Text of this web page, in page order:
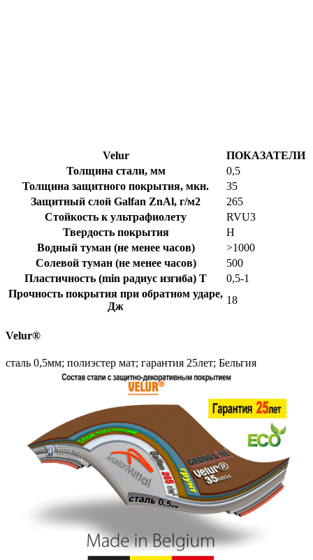
Velur
ПОКАЗАТЕЛИ
Толщина стали, мм
0,5
Толщина защитного покрытия, мкн.
35
Защитный слой Galfan ZnAl, г/м2
265
Стойкость к ультрафиолету
RVU3
Твердость покрытия
H
Водный туман (не менее часов)
>1000
Солевой туман (не менее часов)
500
Пластичность (min радиус изгиба) Т
0,5-1
Прочность покрытия при обратном ударе,
Дж
18
Velur®
сталь 0,5мм; полиэстер мат; гарантия 25лет; Бельгия